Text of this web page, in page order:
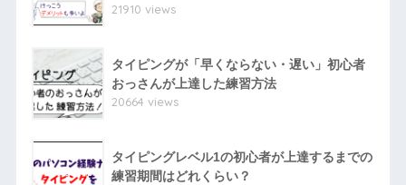
21910 views
タイピングが「早くならない・遅い」初心者
おっさんが上達した練習方法
20664 views
タイピングレベル1の初心者が上達するまでの
練習期間はどれくらい？